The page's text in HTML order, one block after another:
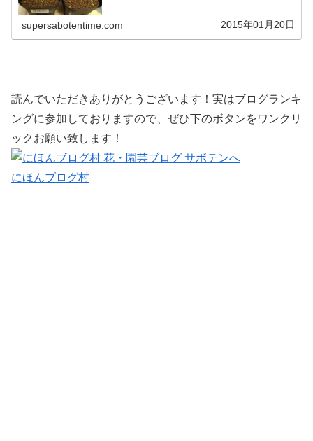
supersabotentime.com 2015年01月20日
読んでいただきありがとうございます！実はブログランキ
ングに参加しておりますので、ぜひ下のボタンをワンクリ
ックお願い致します！
にほんブログ村